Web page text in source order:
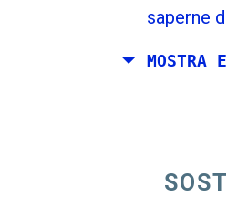
saperne
MOSTRA